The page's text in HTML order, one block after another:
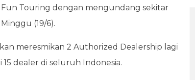
Fun Touring dengan mengundang sekitar
(19/6).
meresmikan 2 Authorized Dealership lagi
dealer di seluruh Indonesia.